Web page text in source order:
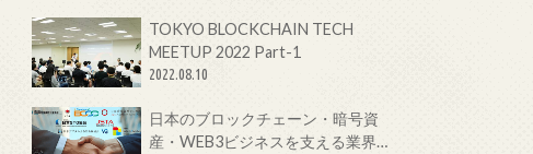
TOKYO BLOCKCHAIN TECH
MEETUP 2022 Part-1
2022.08.10
日本のブロックチェーン・暗号資
産・WEB3ビジネスを支える業界団